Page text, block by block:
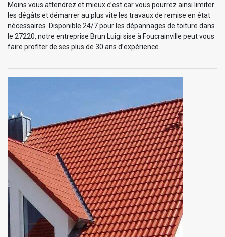
Moins vous attendrez et mieux c’est car vous pourrez ainsi limiter
les dégâts et démarrer au plus vite les travaux de remise en état
nécessaires. Disponible 24/7 pour les dépannages de toiture dans
le 27220, notre entreprise Brun Luigi sise à Foucrainville peut vous
faire profiter de ses plus de 30 ans d’expérience.